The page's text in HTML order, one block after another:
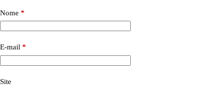
Nome *
E-mail *
Site